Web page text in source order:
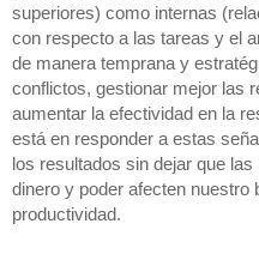
superiores) como internas
con respecto a las tareas y el
de manera temprana y
conflictos, gestionar mejor las
aumentar la efectividad en la
está en responder a estas
los resultados sin dejar que
dinero y poder afecten nuestro
productividad.